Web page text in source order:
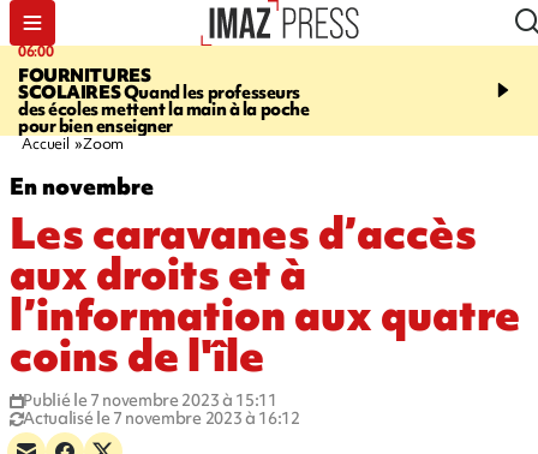
06:00
FOURNITURES
SCOLAIRESQuand les professeurs
des écoles mettent la main à la poche
pour bien enseigner
08:37
La flamme
Accueil Zoom
En novembre
Les caravanes d’accès
aux droits et à
l’information aux quatre
coins de l'île
Publié le 7 novembre 2023 à 15:11
Actualisé le 7 novembre 2023 à 16:12